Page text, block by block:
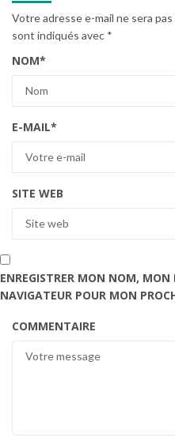
Votre adresse e-mail ne sera
sont indiqués avec *
NOM*
E-MAIL*
SITE WEB
ENREGISTRER MON NOM,
NAVIGATEUR POUR MON
COMMENTAIRE